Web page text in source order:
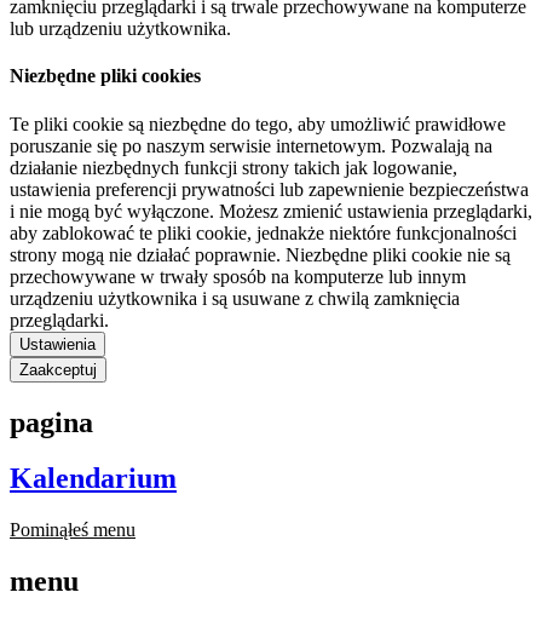
zamknięciu przeglądarki i są trwale przechowywane na komputerze
lub urządzeniu użytkownika.
Niezbędne pliki cookies
Te pliki cookie są niezbędne do tego, aby umożliwić prawidłowe
poruszanie się po naszym serwisie internetowym. Pozwalają na
działanie niezbędnych funkcji strony takich jak logowanie,
ustawienia preferencji prywatności lub zapewnienie bezpieczeństwa
i nie mogą być wyłączone. Możesz zmienić ustawienia przeglądarki,
aby zablokować te pliki cookie, jednakże niektóre funkcjonalności
strony mogą nie działać poprawnie. Niezbędne pliki cookie nie są
przechowywane w trwały sposób na komputerze lub innym
urządzeniu użytkownika i są usuwane z chwilą zamknięcia
przeglądarki.
Ustawienia
Zaakceptuj
pagina
Kalendarium
Pominąłeś menu
menu